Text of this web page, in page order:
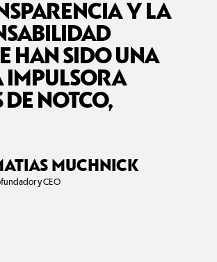
Y LA
HAN SIDO UNA
IMPULSORA
DE NOTCO,
MUCHNICK
y CEO